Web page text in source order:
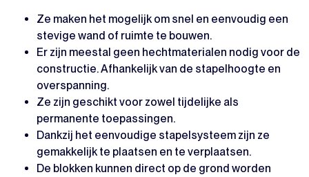
Ze maken het mogelijk om snel en eenvoudig een
stevige wand of ruimte te bouwen.
Er zijn meestal geen hechtmaterialen nodig voor de
constructie. Afhankelijk van de stapelhoogte en
overspanning.
Ze zijn geschikt voor zowel tijdelijke als
permanente toepassingen.
Dankzij het eenvoudige stapelsysteem zijn ze
gemakkelijk te plaatsen en te verplaatsen.
De blokken kunnen direct op de grond worden